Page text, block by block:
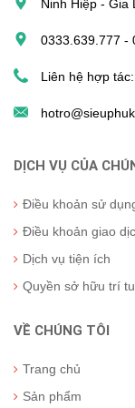
Ninh Hiệp - Gia
0333.639.777 -
Liên hệ hợp
DỊCH VỤ CỦA
Điều khoản sử
Điều khoản giao
Dịch vụ tiện ích
Quyền sở hữu trí
VỀ CHÚNG TÔI
Trang chủ
Sản phẩm